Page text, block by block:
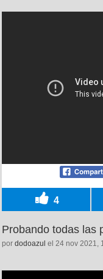
4
Probando todas las
por dodoazul el 24 nov 2021,